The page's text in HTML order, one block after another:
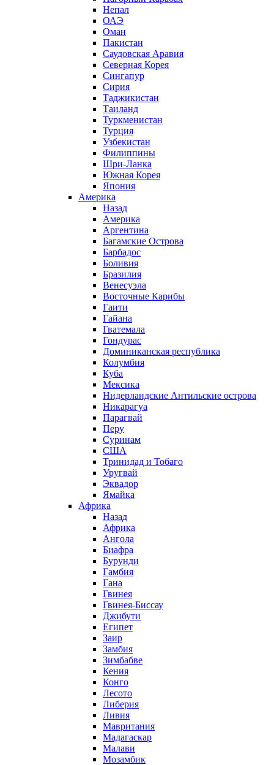
Непал
ОАЭ
Оман
Пакистан
Саудовская Аравия
Северная Корея
Сингапур
Сирия
Таджикистан
Таиланд
Туркменистан
Турция
Узбекистан
Филиппины
Шри-Ланка
Южная Корея
Япония
Америка
Назад
Америка
Аргентина
Багамские Острова
Барбадос
Боливия
Бразилия
Венесуэла
Восточные Карибы
Гаити
Гайана
Гватемала
Гондурас
Доминиканская республика
Колумбия
Куба
Мексика
Нидерландские Антильские острова
Никарагуа
Парагвай
Перу
Суринам
США
Тринидад и Тобаго
Уругвай
Эквадор
Ямайка
Африка
Назад
Африка
Ангола
Биафра
Бурунди
Гамбия
Гана
Гвинея
Гвинея-Биссау
Джибути
Египет
Заир
Замбия
Зимбабве
Кения
Конго
Лесото
Либерия
Ливия
Мавритания
Мадагаскар
Малави
Мозамбик